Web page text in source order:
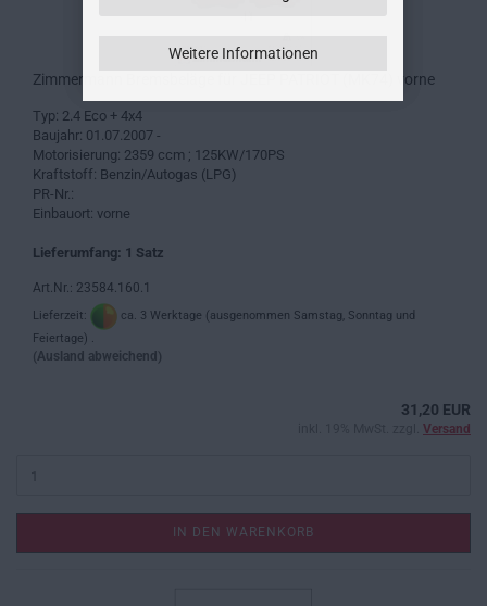
Weitere Informationen
Zimmermann Bremsbeläge für JEEP PATRIOT (MK74) vorne
Typ: 2.4 Eco + 4x4
Baujahr: 01.07.2007 -
Motorisierung: 2359 ccm ; 125KW/170PS
Kraftstoff: Benzin/Autogas (LPG)
PR-Nr.:
Einbauort: vorne
Lieferumfang: 1 Satz
Art.Nr.: 23584.160.1
Lieferzeit:
ca. 3 Werktage (ausgenommen Samstag, Sonntag und
Feiertage) .
(Ausland abweichend)
31,20 EUR
Versand
IN DEN WARENKORB